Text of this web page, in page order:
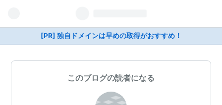
[PR] 独自ドメインは早めの取得がおすすめ！
このブログの読者になる